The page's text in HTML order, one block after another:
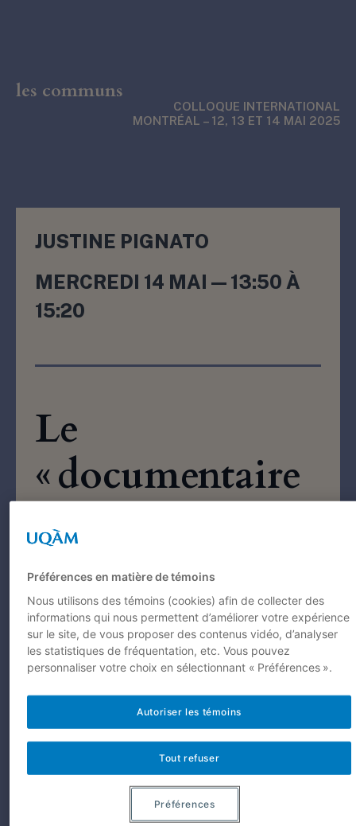
les communs
COLLOQUE INTERNATIONAL
MONTRÉAL – 12, 13 ET 14 MAI 2025
JUSTINE PIGNATO
MERCREDI 14 MAI — 13:50 À
15:20
Le
« documentaire
d’impact » :
un nouveau
politique et
collaboratif de
cinéma
documentaire
engagé ?
Préférences en matière de témoins
Nous utilisons des témoins (cookies) afin de collecter des
informations qui nous permettent d’améliorer votre expérience
sur le site, de vous proposer des contenus vidéo, d’analyser
les statistiques de fréquentation, etc. Vous pouvez
personnaliser votre choix en sélectionnant « Préférences ».
Tout refuser
Autoriser les témoins
Préférences